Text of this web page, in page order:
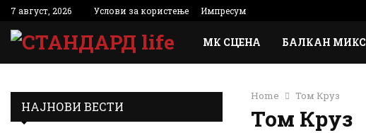
7 август, 2026 Услови за користење Импресум
МК СЦЕНА БАЛКАН МИКС
Home Том Круз
Том Круз
НАЈНОВИ ВЕСТИ